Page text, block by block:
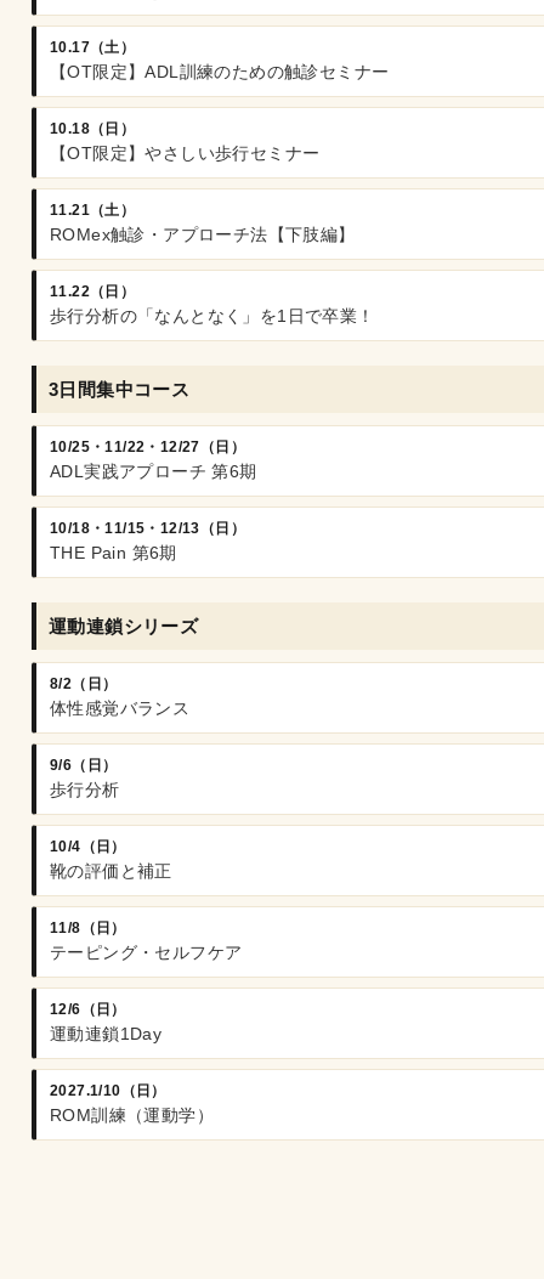
10.17（土）
【OT限定】ADL訓練のための触診セミナー
10.18（日）
【OT限定】やさしい歩行セミナー
11.21（土）
ROMex触診・アプローチ法【下肢編】
11.22（日）
歩行分析の「なんとなく」を1日で卒業！
3日間集中コース
10/25・11/22・12/27（日）
ADL実践アプローチ 第6期
10/18・11/15・12/13（日）
THE Pain 第6期
運動連鎖シリーズ
8/2（日）
体性感覚バランス
9/6（日）
歩行分析
10/4（日）
靴の評価と補正
11/8（日）
テーピング・セルフケア
12/6（日）
運動連鎖1Day
2027.1/10（日）
ROM訓練（運動学）